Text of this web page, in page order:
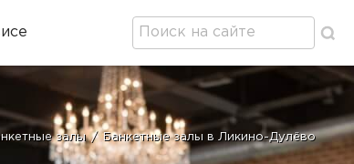
залы / Банкетные залы в Ликино-Дулёво